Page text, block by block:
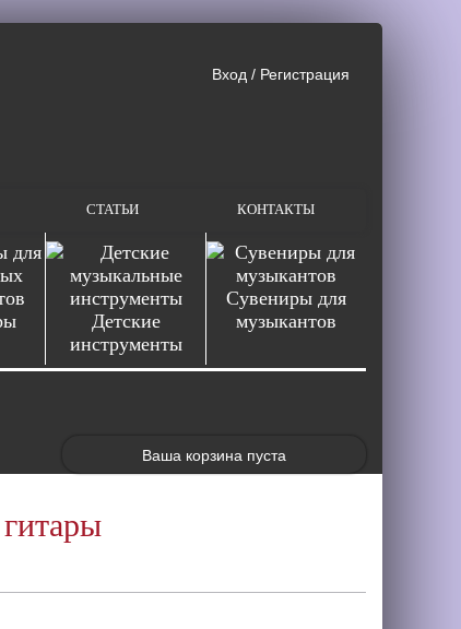
Вход / Регистрация
СТАТЬИ КОНТАКТЫ
Детские
инструменты
Сувениры для
музыкантов
Ваша корзина пуста